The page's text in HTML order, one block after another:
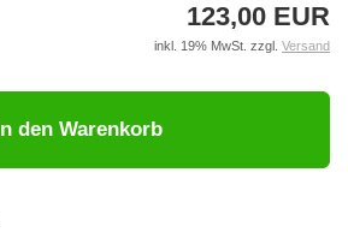
123,00 EUR
inkl. 19% MwSt. zzgl. Versand
In den Warenkorb